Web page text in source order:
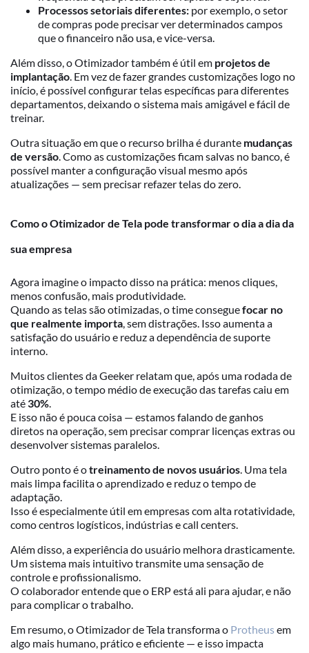
Processos setoriais diferentes: por exemplo, o setor
de compras pode precisar ver determinados campos
que o financeiro não usa, e vice-versa.
Além disso, o Otimizador também é útil em projetos de
implantação. Em vez de fazer grandes customizações logo no
início, é possível configurar telas específicas para diferentes
departamentos, deixando o sistema mais amigável e fácil de
treinar.
Outra situação em que o recurso brilha é durante mudanças
de versão. Como as customizações ficam salvas no banco, é
possível manter a configuração visual mesmo após
atualizações — sem precisar refazer telas do zero.
Como o Otimizador de Tela pode transformar o dia a dia da
sua empresa
Agora imagine o impacto disso na prática: menos cliques,
menos confusão, mais produtividade.
Quando as telas são otimizadas, o time conseguefocar no
que realmente importa, sem distrações. Isso aumenta a
satisfação do usuário e reduz a dependência de suporte
interno.
Muitos clientes da Geeker relatam que, após uma rodada de
otimização, o tempo médio de execução das tarefas caiu em
até 30%.
E isso não é pouca coisa — estamos falando de ganhos
diretos na operação, sem precisar comprar licenças extras ou
desenvolver sistemas paralelos.
Outro ponto é otreinamento de novos usuários. Uma tela
mais limpa facilita o aprendizado e reduz o tempo de
adaptação.
Isso é especialmente útil em empresas com alta rotatividade,
como centros logísticos, indústrias e call centers.
Além disso, a experiência do usuário melhora drasticamente.
Um sistema mais intuitivo transmite uma sensação de
controle e profissionalismo.
O colaborador entende que o ERP está ali para ajudar, e não
para complicar o trabalho.
Em resumo, o Otimizador de Tela transforma o Protheusem
algo mais humano, prático e eficiente — e isso impacta